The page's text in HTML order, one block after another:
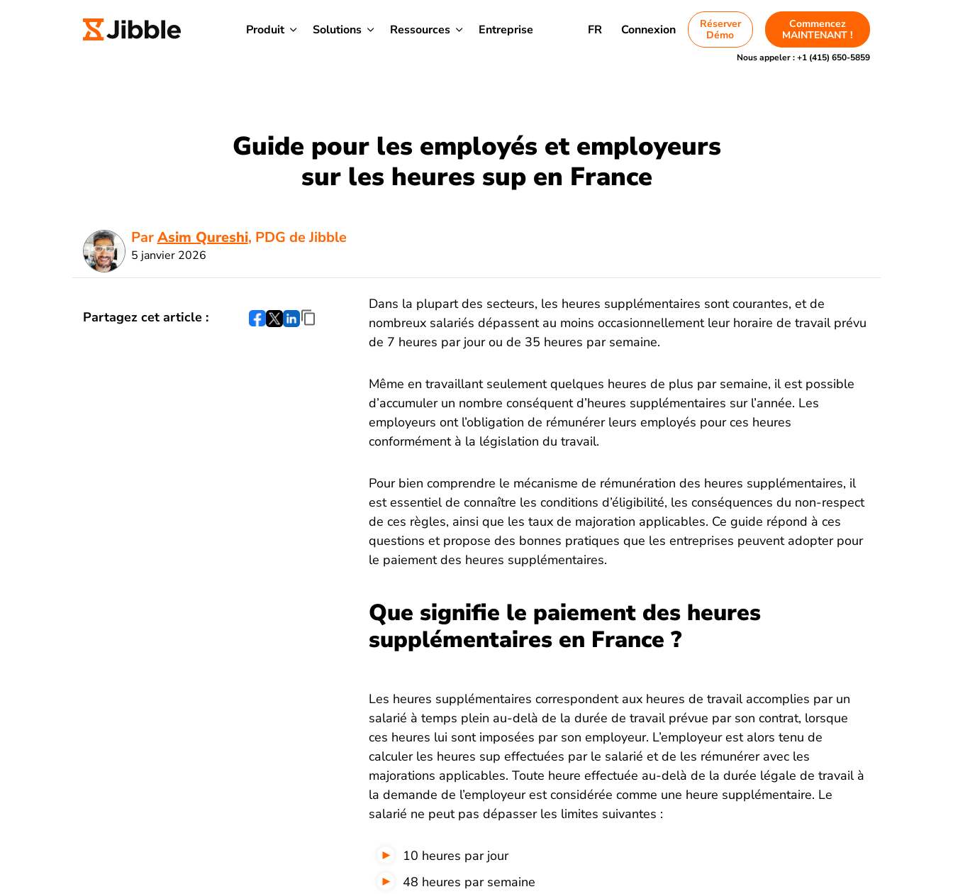
Produit Solutions Ressources Entreprise FR Connexion
Réserver
Démo
Commencez
MAINTENANT !
Nous appeler :+1 (415) 650-5859
Guide pour les employés et employeurs
sur les heures sup en France
ParAsim Qureshi, PDG de Jibble
5 janvier 2026
Partagez cet article :
Dans la plupart des secteurs, les heures supplémentaires sont courantes, et de
nombreux salariés dépassent au moins occasionnellement leur horaire de travail prévu
de 7 heures par jour ou de 35 heures par semaine.
Même en travaillant seulement quelques heures de plus par semaine, il est possible
d’accumuler un nombre conséquent d’heures supplémentaires sur l’année. Les
employeurs ont l’obligation de rémunérer leurs employés pour ces heures
conformément à la législation du travail.
Pour bien comprendre le mécanisme de rémunération des heures supplémentaires, il
est essentiel de connaître les conditions d’éligibilité, les conséquences du non-respect
de ces règles, ainsi que les taux de majoration applicables. Ce guide répond à ces
questions et propose des bonnes pratiques que les entreprises peuvent adopter pour
le paiement des heures supplémentaires.
Que signifie le paiement des heures
supplémentaires en France ?
Les heures supplémentaires correspondent aux heures de travail accomplies par un
salarié à temps plein au-delà de la durée de travail prévue par son contrat, lorsque
ces heures lui sont imposées par son employeur. L’employeur est alors tenu de
calculer les heures sup effectuées par le salarié et de les rémunérer avec les
majorations applicables. Toute heure effectuée au-delà de la durée légale de travail à
la demande de l’employeur est considérée comme une heure supplémentaire. Le
salarié ne peut pas dépasser les limites suivantes :
10 heures par jour
48 heures par semaine